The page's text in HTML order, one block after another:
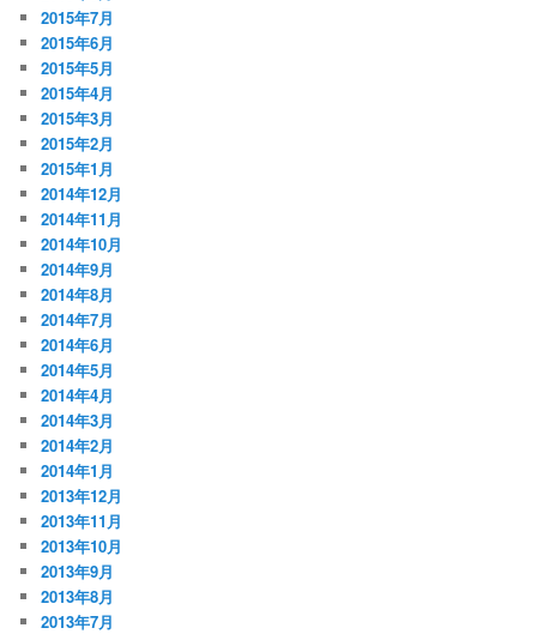
2015年7月
2015年6月
2015年5月
2015年4月
2015年3月
2015年2月
2015年1月
2014年12月
2014年11月
2014年10月
2014年9月
2014年8月
2014年7月
2014年6月
2014年5月
2014年4月
2014年3月
2014年2月
2014年1月
2013年12月
2013年11月
2013年10月
2013年9月
2013年8月
2013年7月